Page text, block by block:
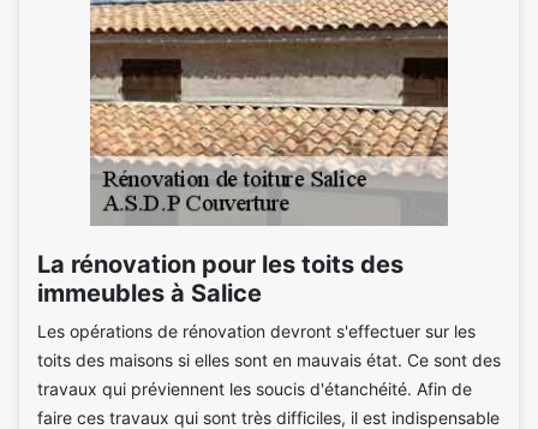
La rénovation pour les toits des
immeubles à Salice
Les opérations de rénovation devront s'effectuer sur les
toits des maisons si elles sont en mauvais état. Ce sont des
travaux qui préviennent les soucis d'étanchéité. Afin de
faire ces travaux qui sont très difficiles, il est indispensable